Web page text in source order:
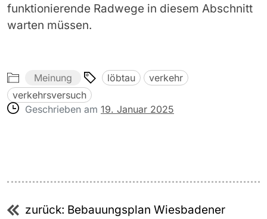
funktionierende Radwege in diesem Abschnitt
warten müssen.
Meinung löbtau
verkehr
verkehrsversuch
Geschrieben am 19. Januar 2025
zurück: Bebauungsplan Wiesbadener